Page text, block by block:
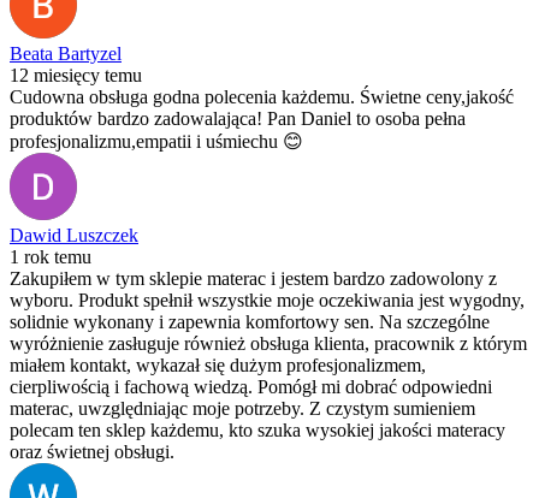
Beata Bartyzel
12 miesięcy temu
Cudowna obsługa godna polecenia każdemu. Świetne ceny,jakość
produktów bardzo zadowalająca! Pan Daniel to osoba pełna
profesjonalizmu,empatii i uśmiechu 😊
Dawid Luszczek
1 rok temu
Zakupiłem w tym sklepie materac i jestem bardzo zadowolony z
wyboru. Produkt spełnił wszystkie moje oczekiwania jest wygodny,
solidnie wykonany i zapewnia komfortowy sen. Na szczególne
wyróżnienie zasługuje również obsługa klienta, pracownik z którym
miałem kontakt, wykazał się dużym profesjonalizmem,
cierpliwością i fachową wiedzą. Pomógł mi dobrać odpowiedni
materac, uwzględniając moje potrzeby. Z czystym sumieniem
polecam ten sklep każdemu, kto szuka wysokiej jakości materacy
oraz świetnej obsługi.